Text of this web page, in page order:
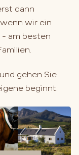
dann
wir ein
- am besten
und gehen Sie
beginnt.